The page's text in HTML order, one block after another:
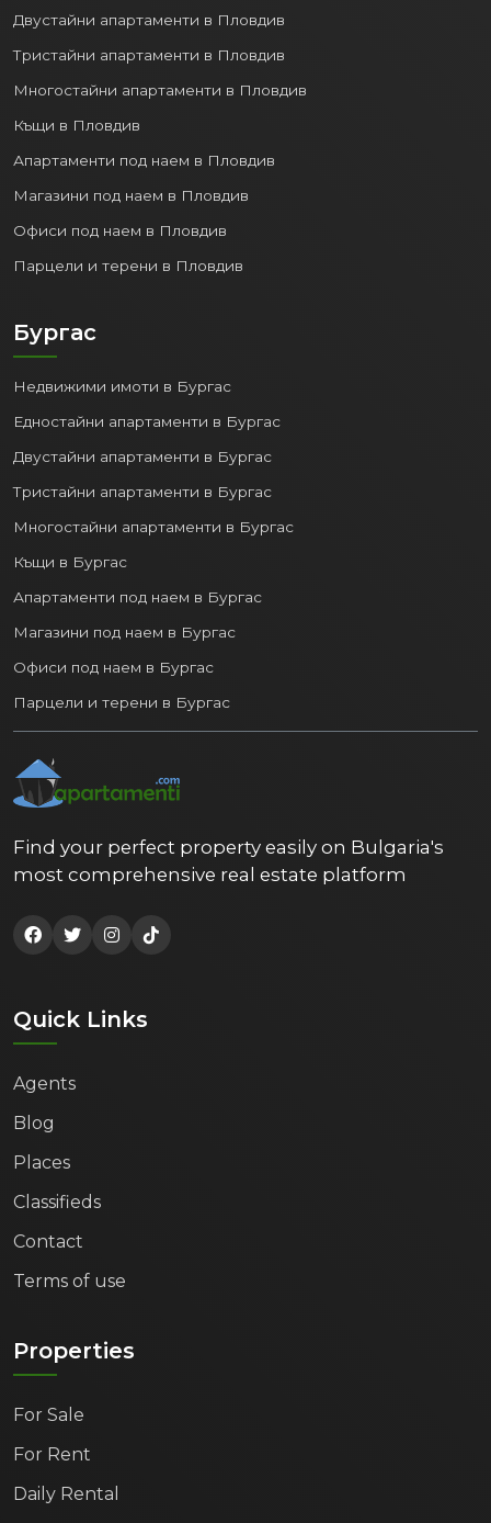
Двустайни апартаменти в Пловдив
Тристайни апартаменти в Пловдив
Многостайни апартаменти в Пловдив
Къщи в Пловдив
Апартаменти под наем в Пловдив
Магазини под наем в Пловдив
Офиси под наем в Пловдив
Парцели и терени в Пловдив
Бургас
Недвижими имоти в Бургас
Едностайни апартаменти в Бургас
Двустайни апартаменти в Бургас
Тристайни апартаменти в Бургас
Многостайни апартаменти в Бургас
Къщи в Бургас
Апартаменти под наем в Бургас
Магазини под наем в Бургас
Офиси под наем в Бургас
Парцели и терени в Бургас
Find your perfect property easily on Bulgaria's
most comprehensive real estate platform
Quick Links
Agents
Blog
Places
Classifieds
Contact
Terms of use
Properties
For Sale
For Rent
Daily Rental